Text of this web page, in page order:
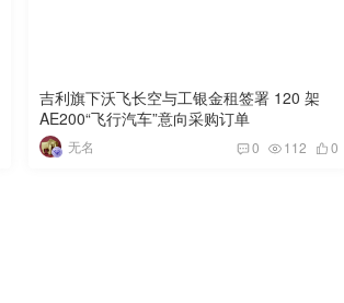
吉利旗下沃飞长空与工银金租签署 120 架
AE200“飞行汽车”意向采购订单
无名 0 112 0